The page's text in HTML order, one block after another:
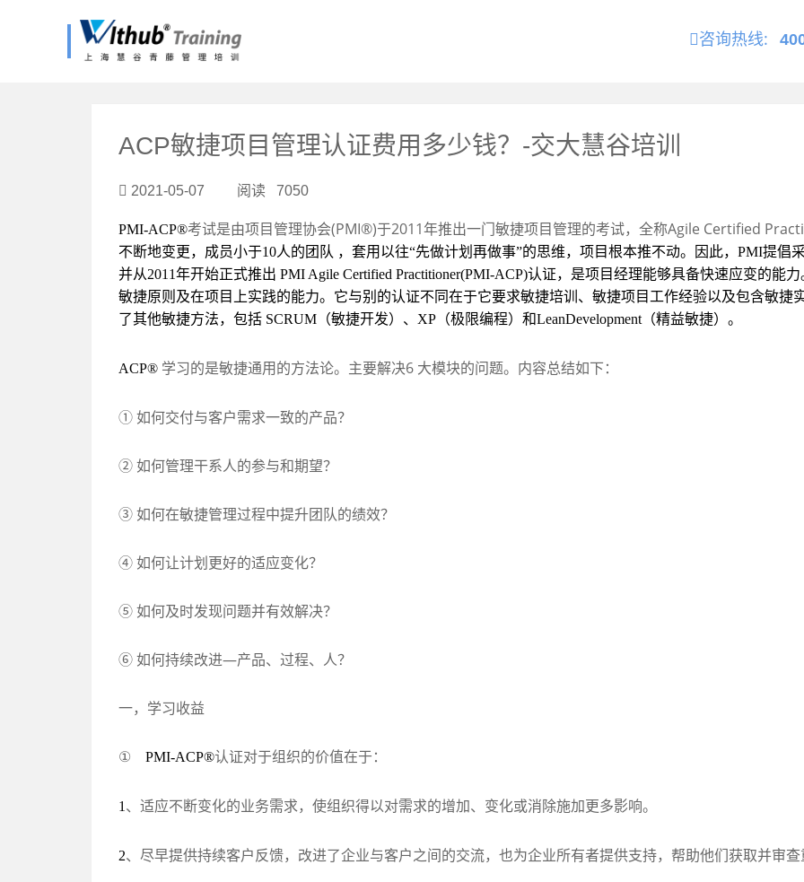
咨询热线:
ACP敏捷项目管理认证费用多少钱？-交大慧谷培训
2021-05-07 阅读 7050
PMI-ACP®考试是由项目管理协会(PMI®)于2011年推出一门敏捷项目管理的考试，全称Agile Certified
不断地变更，成员小于10人的团队 ，套用以往“先做计划再做事”的思维，项目根本推不动。因此， PMI提倡
并从2011年开始正式推出 PMI Agile Certified Practitioner(PMI-ACP)认证，是项目经理能够具备快速应变的能力
敏捷原则及在项目上实践的能力。它与别的认证不同在于它要求敏捷培训、敏捷项目工作经验以及包含敏捷
了其他敏捷方法，包括 SCRUM （敏捷开发）、 XP （极限编程）和LeanDevelopment （精益敏捷）。
ACP® 学习的是敏捷通用的方法论。主要解决6 大模块的问题。内容总结如下：
① 如何交付与客户需求一致的产品？
② 如何管理干系人的参与和期望？
③ 如何在敏捷管理过程中提升团队的绩效？
④ 如何让计划更好的适应变化？
⑤ 如何及时发现问题并有效解决？
⑥ 如何持续改进—产品、过程、人？
一，学习收益
① PMI-ACP®认证对于组织的价值在于：
1 、适应不断变化的业务需求，使组织得以对需求的增加、变化或消除施加更多影响。
2、尽早提供持续客户反馈，改进了企业与客户之间的交流，也为企业所有者提供支持，帮助他们获取并审